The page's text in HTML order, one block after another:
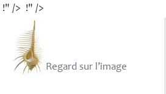
!" /> !" />
Regard sur l’image